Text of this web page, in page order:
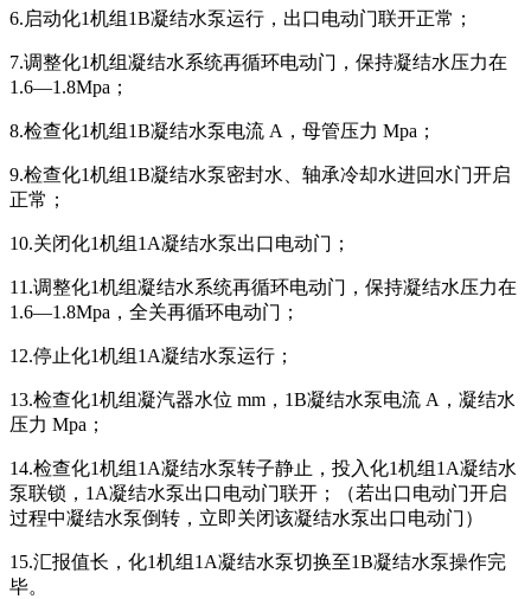
6.启动化1机组1B凝结水泵运行，出口电动门联开正常；
7.调整化1机组凝结水系统再循环电动门，保持凝结水压力在
1.6—1.8Mpa；
8.检查化1机组1B凝结水泵电流 A，母管压力 Mpa；
9.检查化1机组1B凝结水泵密封水、轴承冷却水进回水门开启
正常；
10.关闭化1机组1A凝结水泵出口电动门；
11.调整化1机组凝结水系统再循环电动门，保持凝结水压力在
1.6—1.8Mpa，全关再循环电动门；
12.停止化1机组1A凝结水泵运行；
13.检查化1机组凝汽器水位 mm，1B凝结水泵电流 A，凝结水
压力 Mpa；
14.检查化1机组1A凝结水泵转子静止，投入化1机组1A凝结水
泵联锁，1A凝结水泵出口电动门联开；（若出口电动门开启
过程中凝结水泵倒转，立即关闭该凝结水泵出口电动门）
15.汇报值长，化1机组1A凝结水泵切换至1B凝结水泵操作完
毕。